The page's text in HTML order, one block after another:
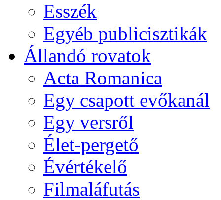
Esszék
Egyéb publicisztikák
Állandó rovatok
Acta Romanica
Egy csapott evőkanál
Egy versről
Élet-pergető
Évértékelő
Filmaláfutás